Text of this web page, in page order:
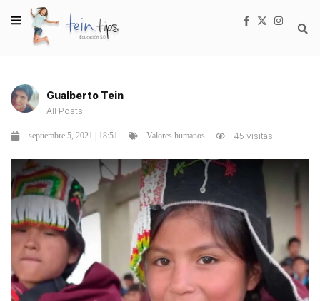
Gualberto Tein
All Posts
septiembre 5, 2021 | 18:51 Valores humanos 45 visitas